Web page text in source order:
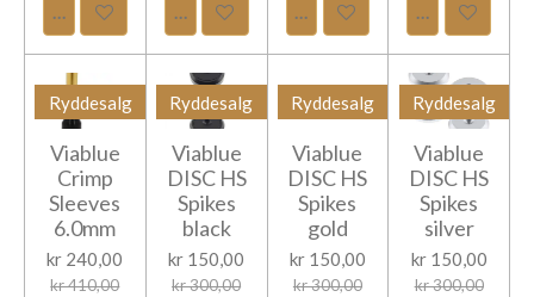
Legg til handlevognLegg til handlevognLegg til handlevogn
Legg til
Ryddesalg
Viablue
Crimp
Sleeves
6.0mm
kr 240,00
kr 410,00
Ryddesalg
Viablue
DISC HS
Spikes
black
kr 150,00
kr 300,00
Ryddesalg
Viablue
DISC HS
Spikes
gold
kr 150,00
kr 300,00
Ryddesalg
Viablue
DISC HS
Spikes
silver
kr 150,00
kr 300,00